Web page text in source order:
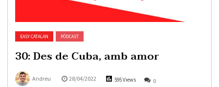
EASY CATALAN PÒDCAST
30: Des de Cuba, amb amor
Andreu 28/04/2022 595 Views 0